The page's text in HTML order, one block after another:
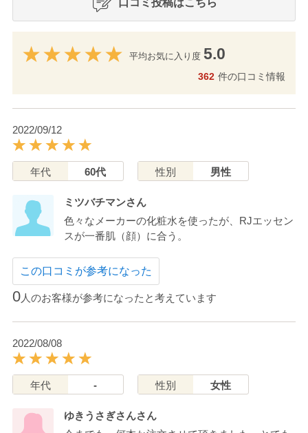
平均お気に入り度 5.0
362 件の口コミ情報
2022/09/12
年代 60代 性別 男性
ミツバチマンさん
色々なメーカーの化粧水を使ったが、RJエッセン
スが一番肌（顔）に合う。
この口コミが参考になった
0人のお客様が参考になったと考えています
2022/08/08
年代 - 性別 女性
ゆきうさぎさんさん